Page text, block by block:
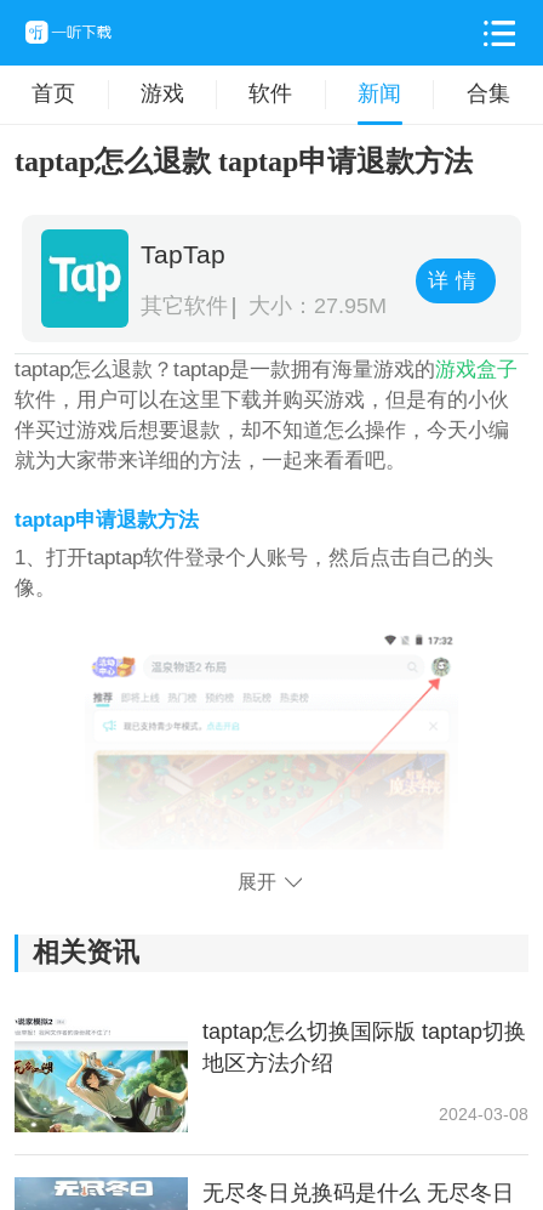
首页 游戏 软件 新闻 合集
taptap怎么退款 taptap申请退款方法
TapTap
其它软件 大小：27.95M
详情
taptap怎么退款？taptap是一款拥有海量游戏的游戏盒子
软件，用户可以在这里下载并购买游戏，但是有的小伙
伴买过游戏后想要退款，却不知道怎么操作，今天小编
就为大家带来详细的方法，一起来看看吧。
taptap申请退款方法
1、打开taptap软件登录个人账号，然后点击自己的头
像。
展开
相关资讯
taptap怎么切换国际版 taptap切换
地区方法介绍
2024-03-08
无尽冬日兑换码是什么 无尽冬日